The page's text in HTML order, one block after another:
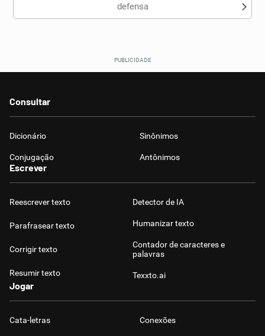
defensa
Consultar
Dicionário Sinônimos
Conjugação Antônimos
Escrever
Reescrever texto
Parafrasear texto
Corrigir texto
Resumir texto
Detector de IA
Humanizar texto
Contador de caracteres e
palavras
Texxto.ai
Jogar
Cata-letras Conexões